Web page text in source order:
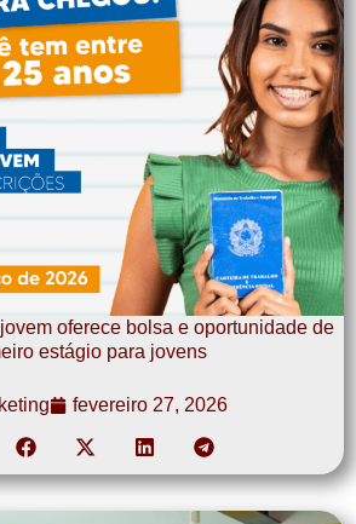
oferece bolsa e oportunidade de
estágio para jovens
fevereiro 27, 2026